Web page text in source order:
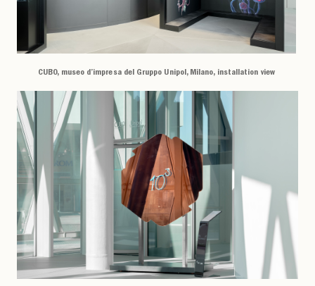
CUBO, museo d’impresa del Gruppo Unipol, Milano, installation view